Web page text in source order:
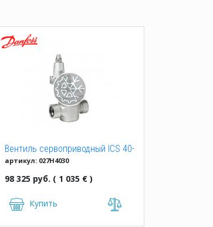
Вентиль сервоприводный ICS 40-
3, 42 D
артикул: 027H4030
98 325 руб. ( 1 035 € )
Купить